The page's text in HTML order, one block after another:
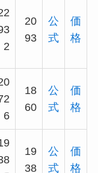
2
20
93
公
式
価
格
6
18
60
公
式
価
格
19
38
公
式
価
格